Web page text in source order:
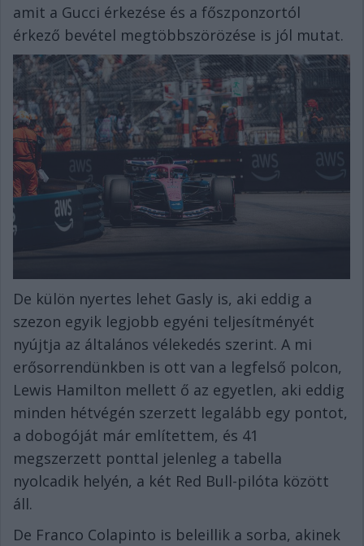
amit a Gucci érkezése és a főszponzortól
érkező bevétel megtöbbszörözése is jól mutat.
De külön nyertes lehet Gasly is, aki eddig a
szezon egyik legjobb egyéni teljesítményét
nyújtja az általános vélekedés szerint. A mi
erősorrendünkben is ott van a legfelső polcon,
Lewis Hamilton mellett ő az egyetlen, aki eddig
minden hétvégén szerzett legalább egy pontot,
a dobogóját már említettem, és 41
megszerzett ponttal jelenleg a tabella
nyolcadik helyén, a két Red Bull-pilóta között
áll.
De Franco Colapinto is beleillik a sorba, akinek